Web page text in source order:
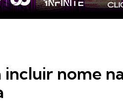
incluir nome